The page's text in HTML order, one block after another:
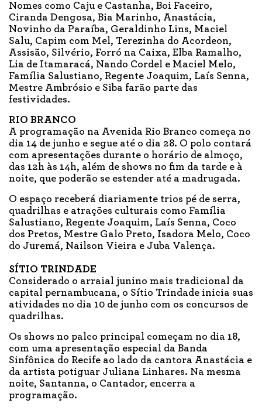
Nomes como Caju e Castanha, Boi Faceiro,
Ciranda Dengosa, Bia Marinho, Anastácia,
Novinho da Paraíba, Geraldinho Lins, Maciel
Salu, Capim com Mel, Terezinha do Acordeon,
Assisão, Silvério, Forró na Caixa, Elba Ramalho,
Lia de Itamaracá, Nando Cordel e Maciel Melo,
Família Salustiano, Regente Joaquim, Laís Senna,
Mestre Ambrósio e Siba farão parte das
festividades.
RIO BRANCO
A programação na Avenida Rio Branco começa no
dia 14 de junho e segue até o dia 28. O polo contará
com apresentações durante o horário de almoço,
das 12h às 14h, além de shows no fim da tarde e à
noite, que poderão se estender até a madrugada.
O espaço receberá diariamente trios pé de serra,
quadrilhas e atrações culturais como Família
Salustiano, Regente Joaquim, Laís Senna, Coco
dos Pretos, Mestre Galo Preto, Isadora Melo, Coco
do Juremá, Nailson Vieira e Juba Valença.
SÍTIO TRINDADE
Considerado o arraial junino mais tradicional da
capital pernambucana, o Sítio Trindade inicia suas
atividades no dia 10 de junho com os concursos de
quadrilhas.
Os shows no palco principal começam no dia 18,
com uma apresentação especial da Banda
Sinfônica do Recife ao lado da cantora Anastácia e
da artista potiguar Juliana Linhares. Na mesma
noite, Santanna, o Cantador, encerra a
programação.